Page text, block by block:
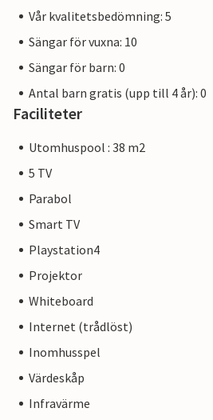
Vår kvalitetsbedömning: 5
Sängar för vuxna: 10
Sängar för barn: 0
Antal barn gratis (upp till 4 år): 0
Faciliteter
Utomhuspool : 38 m2
5 TV
Parabol
Smart TV
Playstation4
Projektor
Whiteboard
Internet (trådlöst)
Inomhusspel
Värdeskåp
Infravärme